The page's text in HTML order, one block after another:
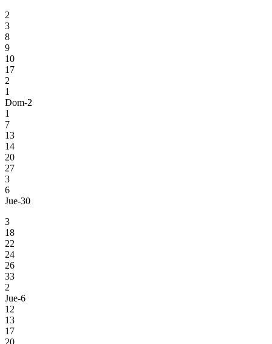
2
3
8
9
10
17
2
1
Dom-2
1
7
13
14
20
27
3
6
Jue-30
3
18
22
24
26
33
2
Jue-6
12
13
17
20